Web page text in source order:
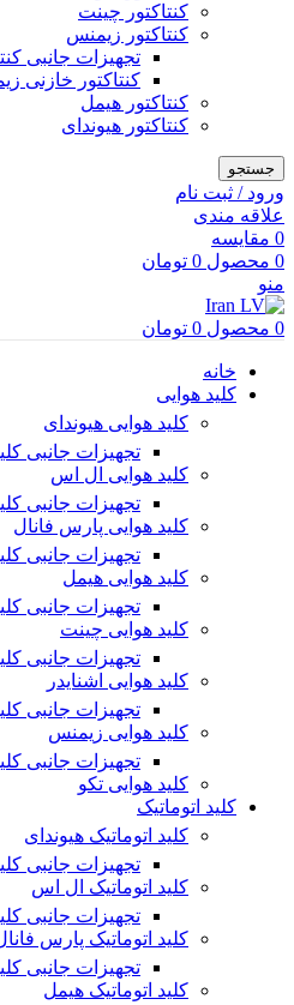
کنتاکتور چینت
کنتاکتور زیمنس
تجهیزات جانبی
کنتاکتور خازنی
کنتاکتور هیمل
کنتاکتور هیوندای
جستجو
ورود / ثبت نام
علاقه مندی
0 مقایسه
0 محصول 0 تومان
منو
0 محصول 0 تومان
خانه
کلید هوایی
کلید هوایی هیوندای
تجهیزات جانبی
کلید هوایی ال اس
تجهیزات جانبی
کلید هوایی پارس فانال
تجهیزات جانبی
کلید هوایی هیمل
تجهیزات جانبی
کلید هوایی چینت
تجهیزات جانبی
کلید هوایی اشنایدر
تجهیزات جانبی
کلید هوایی زیمنس
تجهیزات جانبی
کلید هوایی تکو
کلید اتوماتیک
کلید اتوماتیک هیوندای
تجهیزات جانبی
کلید اتوماتیک ال اس
تجهیزات جانبی
کلید اتوماتیک پارس
تجهیزات جانبی
کلید اتوماتیک هیمل